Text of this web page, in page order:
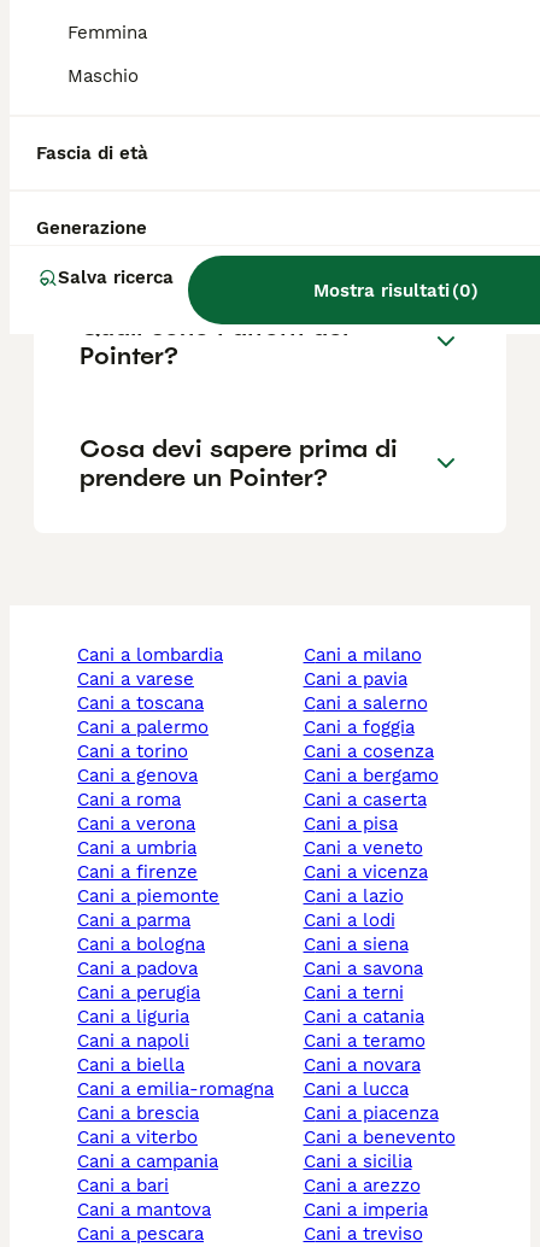
Femmina
Maschio
Fascia di età
Generazione
Salva ricerca
Mostra risultati(0)
Quanto dura la vita di un
Pointer?
Quali sono i difetti del
Pointer?
Cosa devi sapere prima di
prendere un Pointer?
cani a lombardia
cani a varese
cani a toscana
cani a palermo
cani a torino
cani a genova
cani a roma
cani a verona
cani a umbria
cani a firenze
cani a piemonte
cani a parma
cani a bologna
cani a padova
cani a perugia
cani a liguria
cani a napoli
cani a biella
cani a emilia-romagna
cani a brescia
cani a viterbo
cani a campania
cani a bari
cani a mantova
cani a pescara
cani a milano
cani a pavia
cani a salerno
cani a foggia
cani a cosenza
cani a bergamo
cani a caserta
cani a pisa
cani a veneto
cani a vicenza
cani a lazio
cani a lodi
cani a siena
cani a savona
cani a terni
cani a catania
cani a teramo
cani a novara
cani a lucca
cani a piacenza
cani a benevento
cani a sicilia
cani a arezzo
cani a imperia
cani a treviso